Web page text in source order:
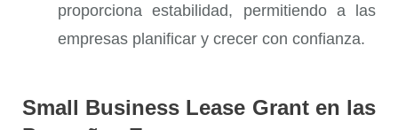
proporciona estabilidad, permitiendo a las
empresas planificar y crecer con confianza.
Small Business Lease Grant en las